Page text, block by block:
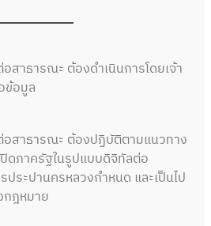
สาธารณะ ต้องดำเนินการโดยเจ้า
ข้อมูล
อสาธารณะ ต้องปฏิบัติตามแนวทาง
ดภาครัฐในรูปแบบดิจิทัลต่อ
ระปานครหลวงกำหนด และเป็นไป
ฎหมาย